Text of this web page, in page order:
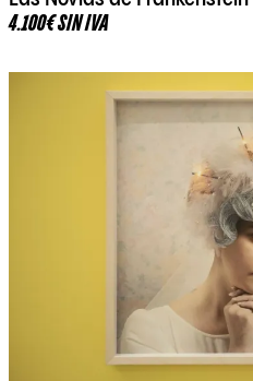
4.100€ SIN IVA